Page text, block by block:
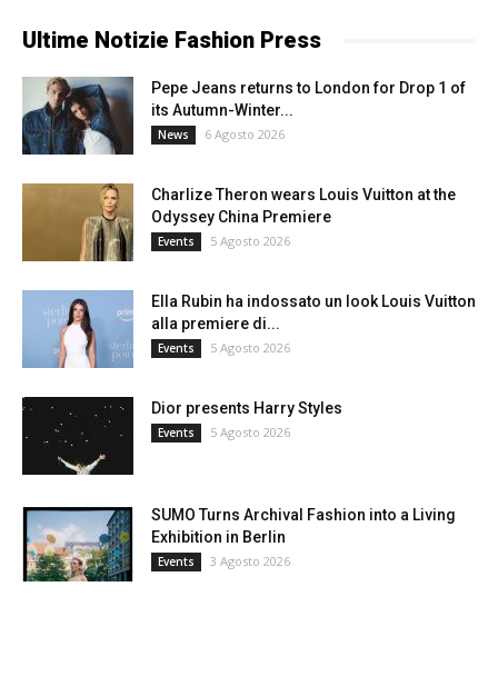
Ultime Notizie Fashion Press
Pepe Jeans returns to London for Drop 1 of
its Autumn-Winter...
News 6 Agosto 2026
Charlize Theron wears Louis Vuitton at the
Odyssey China Premiere
Events 5 Agosto 2026
Ella Rubin ha indossato un look Louis Vuitton
alla premiere di...
Events 5 Agosto 2026
Dior presents Harry Styles
Events 5 Agosto 2026
SUMO Turns Archival Fashion into a Living
Exhibition in Berlin
Events 3 Agosto 2026